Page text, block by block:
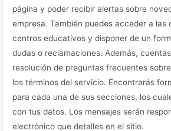
página y poder recibir alertas sobre
empresa. También puedes acceder a las
centros educativos y disponer de un
dudas o reclamaciones. Además,
resolución de preguntas frecuentes
los términos del servicio. Encontrarás
para cada una de sus secciones, los
con tus datos. Los mensajes serán
electrónico que detalles en el sitio.